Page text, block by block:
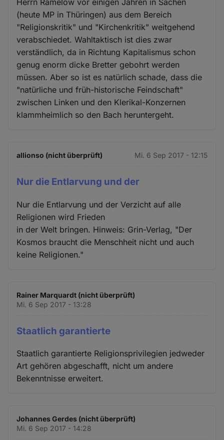
(heute MP in Thüringen) aus dem Bereich
"Religionskritik" und "Kirchenkritik" weitgehend
verabschiedet. Wahltaktisch ist dies zwar
verständlich, da in Richtung Kapitalismus schon
genug enorm dicke Bretter gebohrt werden
müssen. Aber so ist es natürlich schade, dass die
"natürliche und früh-historische Feindschaft"
zwischen Linken und den Klerikal-Konzernen
klammheimlich so den Bach heruntergeht.
allionso (nicht überprüft) Mi. 6 Sep 2017 - 12:15
Nur die Entlarvung und der
Nur die Entlarvung und der Verzicht auf alle
Religionen wird Frieden
in der Welt bringen. Hinweis: Grin-Verlag, "Der
Kosmos braucht die Menschheit nicht und auch
keine Religionen."
Rainer Marquardt (nicht überprüft)
Mi. 6 Sep 2017 - 13:28
Staatlich garantierte
Staatlich garantierte Religionsprivilegien jedweder
Art gehören abgeschafft, nicht um andere
Bekenntnisse erweitert.
Johannes Gerdes (nicht überprüft)
Mi. 6 Sep 2017 - 14:28